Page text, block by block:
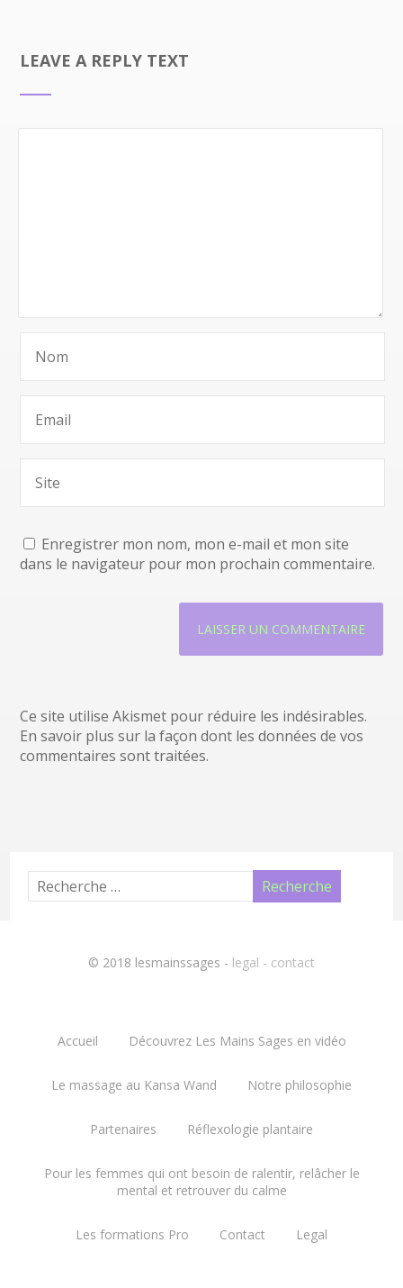
LEAVE A REPLY TEXT
Enregistrer mon nom, mon e-mail et mon site
dans le navigateur pour mon prochain commentaire.
Ce site utilise Akismet pour réduire les indésirables.
En savoir plus sur la façon dont les données de vos
commentaires sont traitées.
© 2018 lesmainssages - legal - contact
Accueil Découvrez Les Mains Sages en vidéo
Le massage au Kansa Wand Notre philosophie
Partenaires Réflexologie plantaire
Pour les femmes qui ont besoin de ralentir, relâcher le
mental et retrouver du calme
Les formations Pro Contact Legal